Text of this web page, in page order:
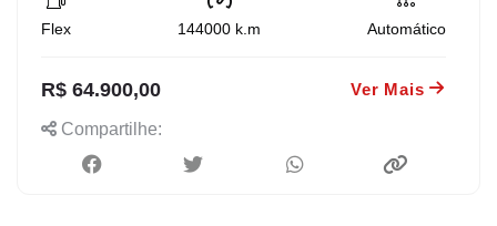
Flex 144000 k.m Automático
R$ 64.900,00 Ver Mais
Compartilhe: